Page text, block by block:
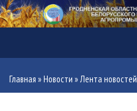
Главная »Новости »Лента новостей